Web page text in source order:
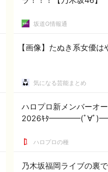
坂道G情報通
【画像】たぬき系女優
気になる芸能まとめ
ハロプロ新メンバーオ
2026ｷﾀ━━━━(ﾟ∀ﾟ
ハロプロの種
乃木坂福岡ライブの裏